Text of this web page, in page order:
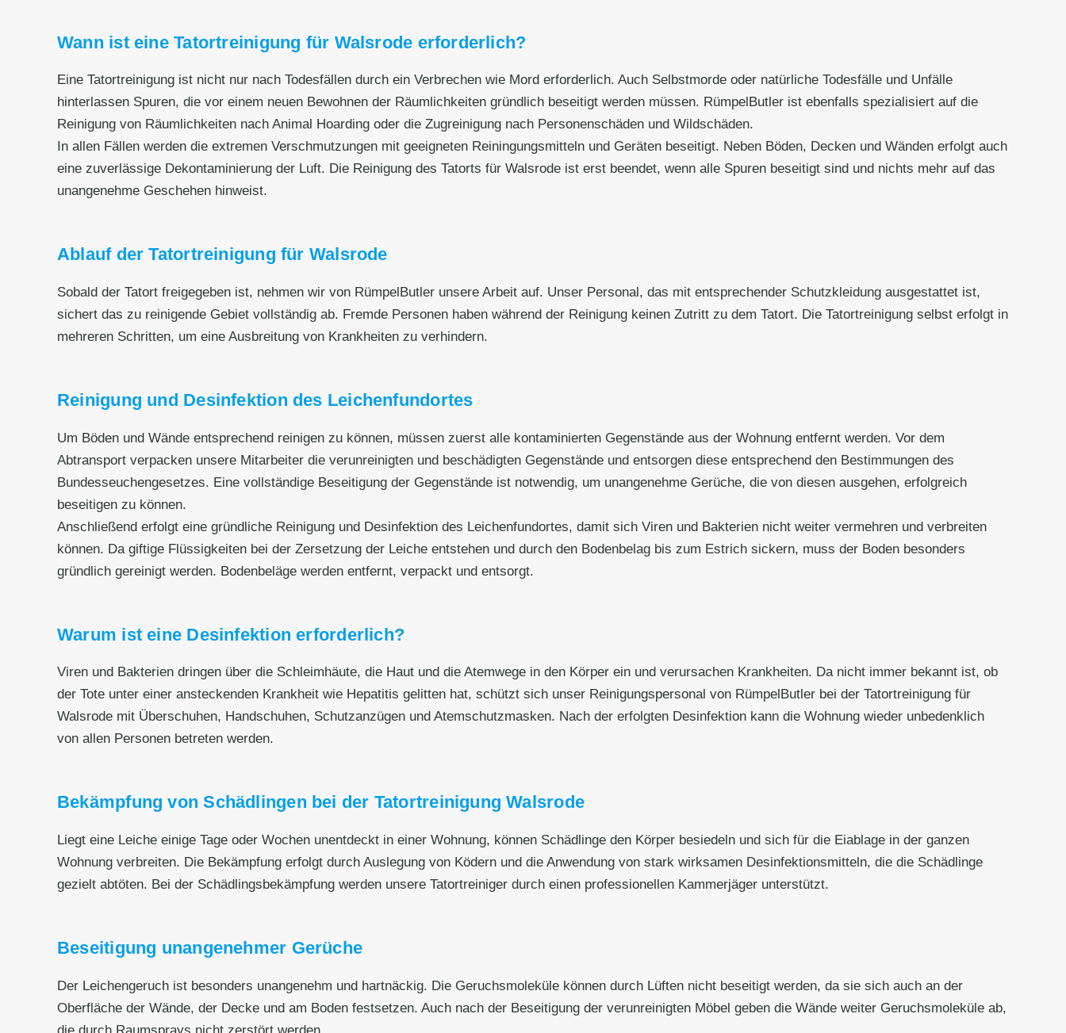
Wann ist eine Tatortreinigung für Walsrode erforderlich?
Eine Tatortreinigung ist nicht nur nach Todesfällen durch ein Verbrechen wie Mord erforderlich. Auch Selbstmorde oder natürliche Todesfälle und Unfälle
hinterlassen Spuren, die vor einem neuen Bewohnen der Räumlichkeiten gründlich beseitigt werden müssen. RümpelButler ist ebenfalls spezialisiert auf die
Reinigung von Räumlichkeiten nach Animal Hoarding oder die Zugreinigung nach Personenschäden und Wildschäden.
In allen Fällen werden die extremen Verschmutzungen mit geeigneten Reiningungsmitteln und Geräten beseitigt. Neben Böden, Decken und Wänden erfolgt auch
eine zuverlässige Dekontaminierung der Luft. Die Reinigung des Tatorts für Walsrode ist erst beendet, wenn alle Spuren beseitigt sind und nichts mehr auf das
unangenehme Geschehen hinweist.
Ablauf der Tatortreinigung für Walsrode
Sobald der Tatort freigegeben ist, nehmen wir von RümpelButler unsere Arbeit auf. Unser Personal, das mit entsprechender Schutzkleidung ausgestattet ist,
sichert das zu reinigende Gebiet vollständig ab. Fremde Personen haben während der Reinigung keinen Zutritt zu dem Tatort. Die Tatortreinigung selbst erfolgt in
mehreren Schritten, um eine Ausbreitung von Krankheiten zu verhindern.
Reinigung und Desinfektion des Leichenfundortes
Um Böden und Wände entsprechend reinigen zu können, müssen zuerst alle kontaminierten Gegenstände aus der Wohnung entfernt werden. Vor dem
Abtransport verpacken unsere Mitarbeiter die verunreinigten und beschädigten Gegenstände und entsorgen diese entsprechend den Bestimmungen des
Bundesseuchengesetzes. Eine vollständige Beseitigung der Gegenstände ist notwendig, um unangenehme Gerüche, die von diesen ausgehen, erfolgreich
beseitigen zu können.
Anschließend erfolgt eine gründliche Reinigung und Desinfektion des Leichenfundortes, damit sich Viren und Bakterien nicht weiter vermehren und verbreiten
können. Da giftige Flüssigkeiten bei der Zersetzung der Leiche entstehen und durch den Bodenbelag bis zum Estrich sickern, muss der Boden besonders
gründlich gereinigt werden. Bodenbeläge werden entfernt, verpackt und entsorgt.
Warum ist eine Desinfektion erforderlich?
Viren und Bakterien dringen über die Schleimhäute, die Haut und die Atemwege in den Körper ein und verursachen Krankheiten. Da nicht immer bekannt ist, ob
der Tote unter einer ansteckenden Krankheit wie Hepatitis gelitten hat, schützt sich unser Reinigungspersonal von RümpelButler bei der Tatortreinigung für
Walsrode mit Überschuhen, Handschuhen, Schutzanzügen und Atemschutzmasken. Nach der erfolgten Desinfektion kann die Wohnung wieder unbedenklich
von allen Personen betreten werden.
Bekämpfung von Schädlingen bei der Tatortreinigung Walsrode
Liegt eine Leiche einige Tage oder Wochen unentdeckt in einer Wohnung, können Schädlinge den Körper besiedeln und sich für die Eiablage in der ganzen
Wohnung verbreiten. Die Bekämpfung erfolgt durch Auslegung von Ködern und die Anwendung von stark wirksamen Desinfektionsmitteln, die die Schädlinge
gezielt abtöten. Bei der Schädlingsbekämpfung werden unsere Tatortreiniger durch einen professionellen Kammerjäger unterstützt.
Beseitigung unangenehmer Gerüche
Der Leichengeruch ist besonders unangenehm und hartnäckig. Die Geruchsmoleküle können durch Lüften nicht beseitigt werden, da sie sich auch an der
Oberfläche der Wände, der Decke und am Boden festsetzen. Auch nach der Beseitigung der verunreinigten Möbel geben die Wände weiter Geruchsmoleküle ab,